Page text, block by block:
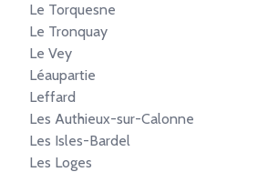
Le Torquesne
Le Tronquay
Le Vey
Léaupartie
Leffard
Les Authieux-sur-Calonne
Les Isles-Bardel
Les Loges